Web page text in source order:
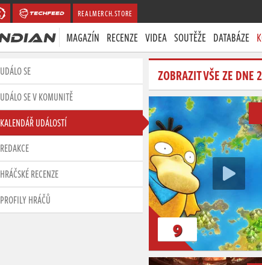
REALMERCH.STORE
MAGAZÍN RECENZE VIDEA SOUTĚŽE DATABÁZE
UDÁLO SE
UDÁLO SE V KOMUNITĚ
KALENDÁŘ UDÁLOSTÍ
REDAKCE
HRÁČSKÉ RECENZE
PROFILY HRÁČŮ
ZOBRAZIT VŠE ZE
9